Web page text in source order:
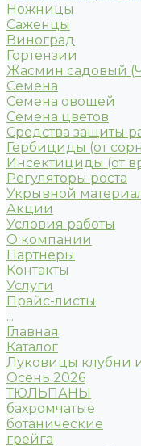
Ножницы
Саженцы
Виноград
Гортензии
Жасмин садовый
Семена
Семена овощей
Семена цветов
Средства защиты
Гербициды (от
Инсектициды (от
Регуляторы роста
Укрывной
Акции
Условия работы
О компании
Партнеры
Контакты
Услуги
Прайс-листы
...
Главная
Каталог
Луковицы клубни
Осень 2026
ТЮЛЬПАНЫ
бахромчатые
ботанические
грейга